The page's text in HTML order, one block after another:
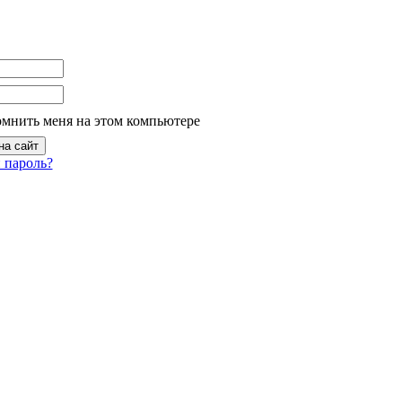
меня на этом компьютере